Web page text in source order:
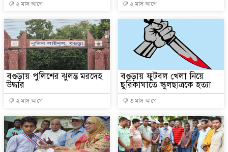
২ মাস আগে ২ মাস আগে
বগুড়ায় পুলিশের ঝুলন্ত মরদেহ
উদ্ধার
২ মাস আগে
বগুড়ায় ফুটবল খেলা নিয়ে
ছুরিকাঘাতে স্কুলছাত্রকে হত্যা
৩ মাস আগে